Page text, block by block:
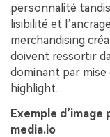
personnalité
lisibilité et
merchandising
doivent ressortir
dominant par
highlight.
Exemple
media.io